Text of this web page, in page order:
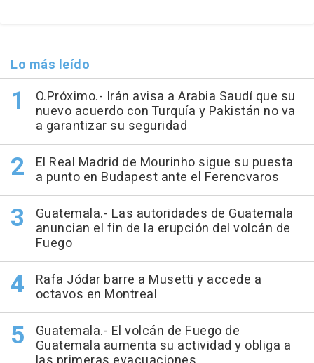
Lo más leído
O.Próximo.- Irán avisa a Arabia Saudí que su
nuevo acuerdo con Turquía y Pakistán no va
a garantizar su seguridad
El Real Madrid de Mourinho sigue su puesta
a punto en Budapest ante el Ferencvaros
Guatemala.- Las autoridades de Guatemala
anuncian el fin de la erupción del volcán de
Fuego
Rafa Jódar barre a Musetti y accede a
octavos en Montreal
Guatemala.- El volcán de Fuego de
Guatemala aumenta su actividad y obliga a